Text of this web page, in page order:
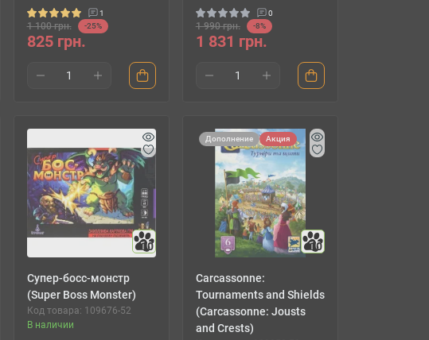
1
1 100 грн. -25%
825 грн.
0
1 990 грн. -8%
1 831 грн.
10
Супер-босс-монстр
(Super Boss Monster)
Код товара: 109676-52
В наличии
Дополнение Акция
10
Carcassonne:
Tournaments and Shields
(Carcassonne: Jousts
and Crests)